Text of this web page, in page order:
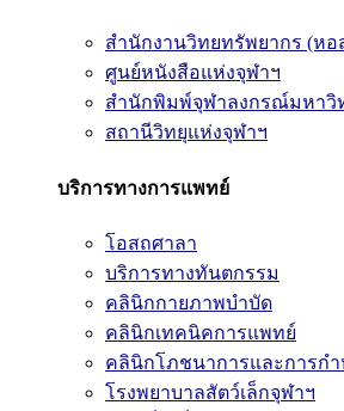
สำนักงานวิทยทรัพยากร (หอ
ศูนย์หนังสือแห่งจุฬาฯ
สำนักพิมพ์จุฬาลงกรณ์มหาวิ
สถานีวิทยุแห่งจุฬาฯ
บริการทางการแพทย์
โอสถศาลา
บริการทางทันตกรรม
คลินิกกายภาพบำบัด
คลินิกเทคนิคการแพทย์
คลินิกโภชนาการและการก
โรงพยาบาลสัตว์เล็กจุฬาฯ